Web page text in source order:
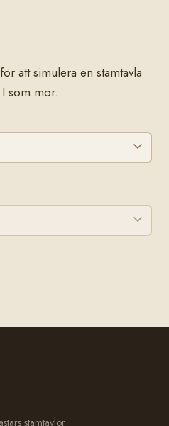
att simulera en stamtavla
som mor.
stamtavlor